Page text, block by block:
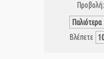
Προβολή:
Βλέπετε